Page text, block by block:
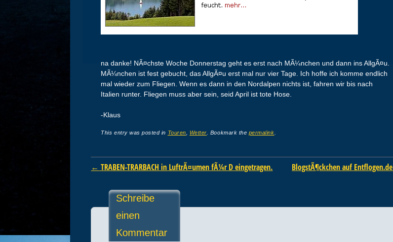
na danke! NÃ¤chste Woche Donnerstag geht es erst nach MÃ¼nchen und dann ins AllgÃ¤u.
MÃ¼nchen ist fest gebucht, das AllgÃ¤u erst mal nur vier Tage. Ich hoffe ich komme endlich
mal wieder zum Fliegen. Wenn es dann in den Nordalpen nichts ist, fahren wir bis nach
Italien runter. Fliegen muss aber sein, seid April ist tote Hose.
-Klaus
This entry was posted in Touren Wetter . Bookmark the permalink
Post navigation
← TRABEN-TRARBACH in LuftrÃ¤umen fÃ¼r D eingetragen. BlogstÃ¶ckchen auf Entflogen.de
Schreibe
einen
Kommentar